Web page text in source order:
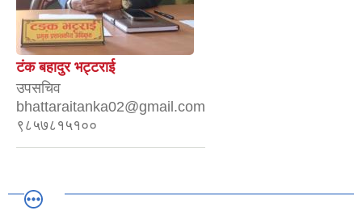
टंक बहादुर भट्टराई
उपसचिव
bhattaraitanka02@gmail.com
९८५७८१५१००